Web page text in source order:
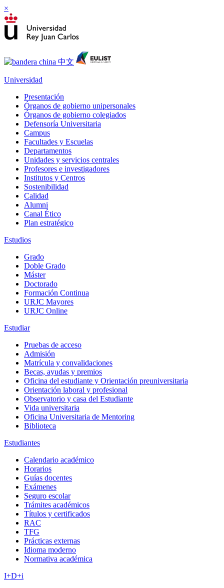
×
Universidad
Presentación
Órganos de gobierno unipersonales
Órganos de gobierno colegiados
Defensoría Universitaria
Campus
Facultades y Escuelas
Departamentos
Unidades y servicios centrales
Profesores e investigadores
Institutos y Centros
Sostenibilidad
Calidad
Alumni
Canal Ético
Plan estratégico
Estudios
Grado
Doble Grado
Máster
Doctorado
Formación Continua
URJC Mayores
URJC Online
Estudiar
Pruebas de acceso
Admisión
Matrícula y convalidaciones
Becas, ayudas y premios
Oficina del estudiante y Orientación preuniversitaria
Orientación laboral y profesional
Observatorio y casa del Estudiante
Vida universitaria
Oficina Universitaria de Mentoring
Biblioteca
Estudiantes
Calendario académico
Horarios
Guías docentes
Exámenes
Seguro escolar
Trámites académicos
Títulos y certificados
RAC
TFG
Prácticas externas
Idioma moderno
Normativa académica
I+D+i